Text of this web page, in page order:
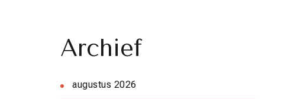
Archief
augustus 2026